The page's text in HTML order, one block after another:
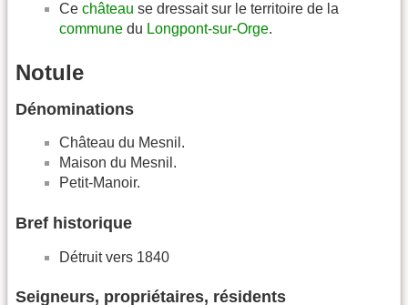
Ce château se dressait sur le territoire de la
commune du Longpont-sur-Orge.
Notule
Dénominations
Château du Mesnil.
Maison du Mesnil.
Petit-Manoir.
Bref historique
Détruit vers 1840
Seigneurs, propriétaires, résidents